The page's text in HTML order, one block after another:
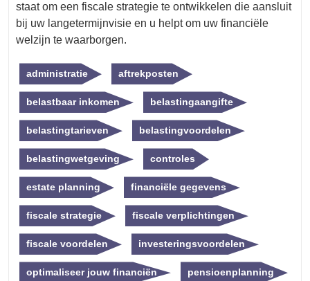
staat om een fiscale strategie te ontwikkelen die aansluit
bij uw langetermijnvisie en u helpt om uw financiële
welzijn te waarborgen.
administratie aftrekposten
belastbaar inkomen belastingaangifte
belastingtarieven belastingvoordelen
belastingwetgeving controles
estate planning financiële gegevens
fiscale strategie fiscale verplichtingen
fiscale voordelen investeringsvoordelen
optimaliseer jouw financiën pensioenplanning